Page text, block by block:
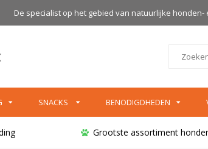
De specialist op het gebied van natuurlijke
SNACKS BENODIGDHEDEN
Grootste assortiment